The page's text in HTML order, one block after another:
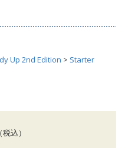
Up 2nd Edition > Starter
込）